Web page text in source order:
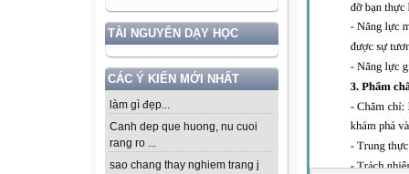
TÀI NGUYÊN DẠY HỌC
CÁC Ý KIẾN MỚI NHẤT
làm gì đẹp...
Canh dep que huong, nu cuoi
rang ro ...
sao chang thay nghiem trang j